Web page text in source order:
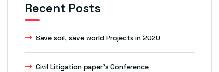
Recent Posts
Save soil, save world Projects in 2020
Civil Litigation paper’s Conference